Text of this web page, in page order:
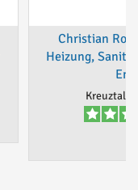
Christian
Heizung,
Kreuztal ,